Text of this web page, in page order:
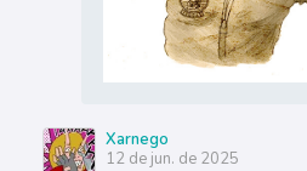
Xarnego
12 de jun. de 2025